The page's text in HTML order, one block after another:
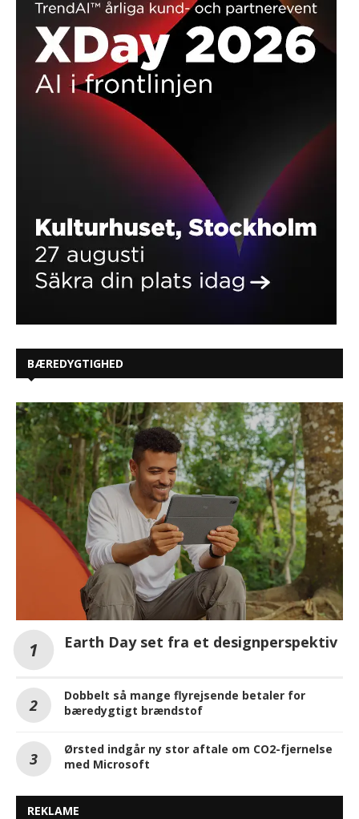
BÆREDYGTIGHED
Earth Day set fra et designperspektiv
Dobbelt så mange flyrejsende betaler for
bæredygtigt brændstof
Ørsted indgår ny stor aftale om CO2-fjernelse
med Microsoft
REKLAME